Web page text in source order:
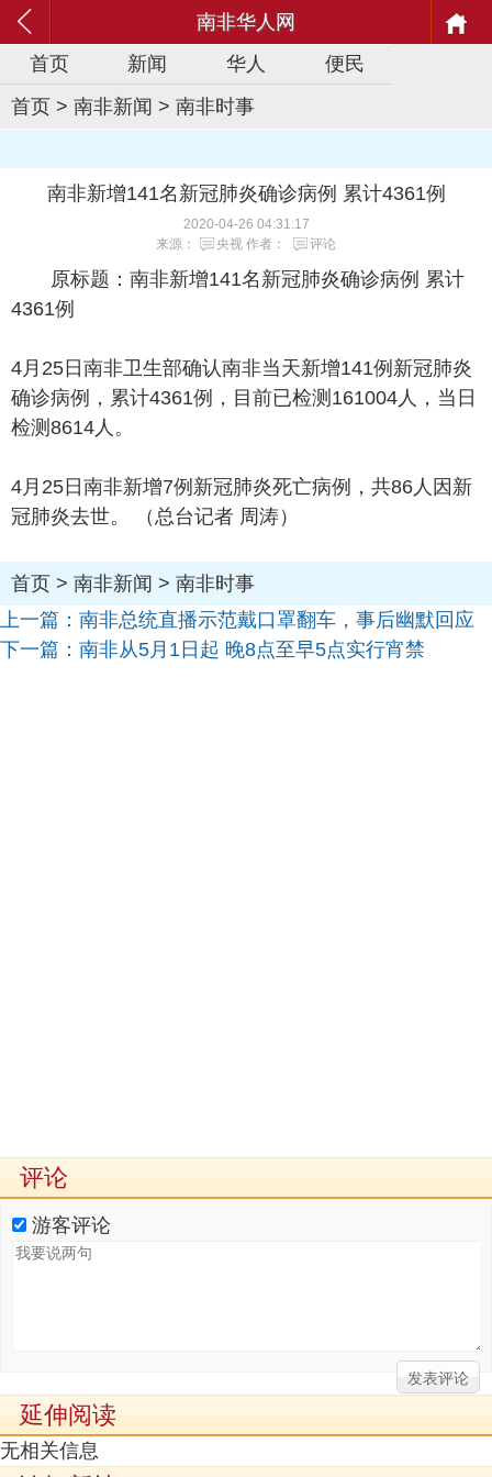
南非华人网
首页
新闻 华人
便民
首页 > 南非新闻 > 南非时事
南非新增141名新冠肺炎确诊病例 累计4361例
2020-04-26 04:31:17
来源：
央视 作者： 评论
原标题：南非新增141名新冠肺炎确诊病例 累计
4361例
4月25日南非卫生部确认南非当天新增141例新冠肺炎
确诊病例，累计4361例，目前已检测161004人，当日
检测8614人。
4月25日南非新增7例新冠肺炎死亡病例，共86人因新
冠肺炎去世。 （总台记者 周涛）
首页 > 南非新闻 > 南非时事
上一篇： 南非总统直播示范戴口罩翻车，事后幽默回应
下一篇： 南非从5月1日起 晚8点至早5点实行宵禁
评论
游客评论
延伸阅读
无相关信息